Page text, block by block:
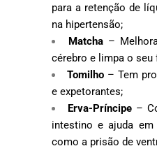
para a retenção de
na hipertensão;
Matcha–
cérebro e limpa o seu
Tomilho – Tem
e expetorantes;
Erva-Príncipe –
intestino e ajuda em
como a prisão de